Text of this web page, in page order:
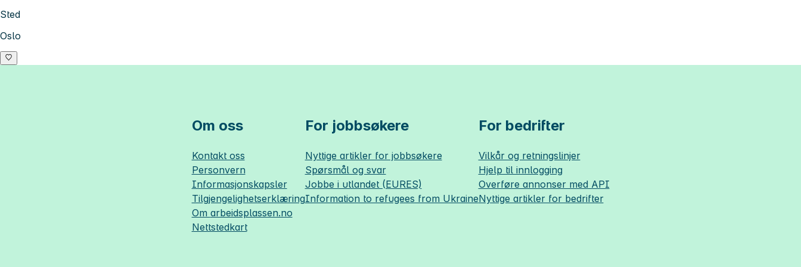
Sted
Oslo
Om oss
Kontakt oss
Personvern
Informasjonskapsler
Tilgjengelighetserklæring
Om arbeidsplassen.no
Nettstedkart
For jobbsøkere
Nyttige artikler for jobbsøkere
Spørsmål og svar
Jobbe i utlandet (EURES)
Information to refugees from Ukraine
For bedrifter
Vilkår og retningslinjer
Hjelp til innlogging
Overføre annonser med API
Nyttige artikler for bedrifter